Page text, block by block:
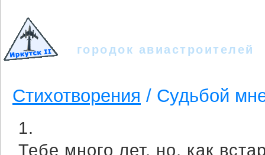
городок авиастроителей
Стихотворения / Судьбой
1.
Тебе много лет, но, как